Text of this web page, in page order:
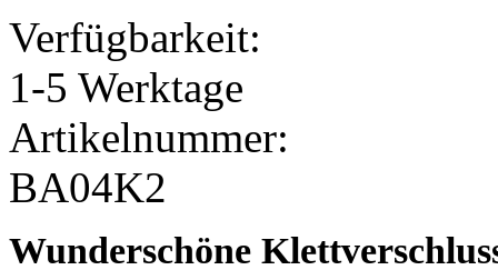
Verfügbarkeit:
1-5 Werktage
Artikelnummer:
BA04K2
Wunderschöne